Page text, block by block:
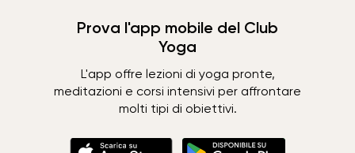
Prova l'app mobile del Club
Yoga
L'app offre lezioni di yoga pronte,
meditazioni e corsi intensivi per affrontare
molti tipi di obiettivi.